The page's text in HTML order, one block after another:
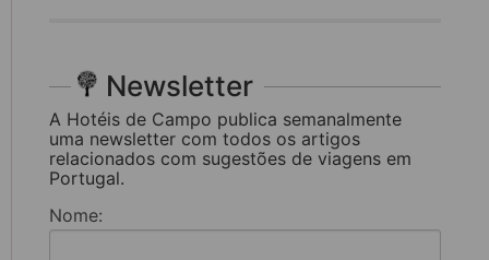
Newsletter
A Hotéis de Campo publica semanalmente
uma newsletter com todos os artigos
relacionados com sugestões de viagens em
Portugal.
Nome: